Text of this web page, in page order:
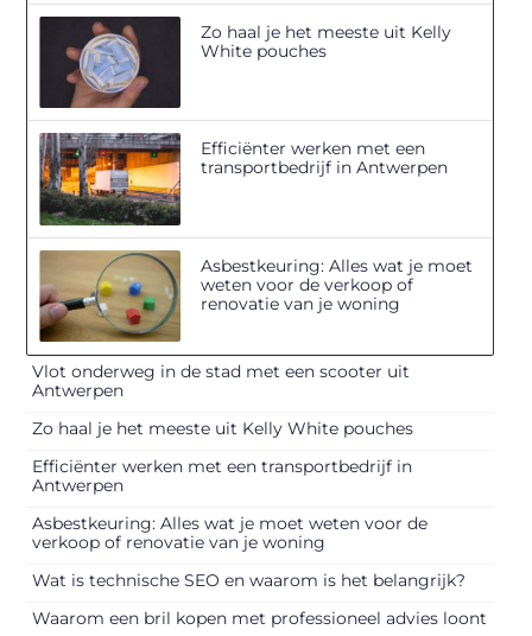
Zo haal je het meeste uit Kelly
White pouches
Efficiënter werken met een
transportbedrijf in Antwerpen
Asbestkeuring: Alles wat je moet
weten voor de verkoop of
renovatie van je woning
Vlot onderweg in de stad met een scooter uit
Antwerpen
Zo haal je het meeste uit Kelly White pouches
Efficiënter werken met een transportbedrijf in
Antwerpen
Asbestkeuring: Alles wat je moet weten voor de
verkoop of renovatie van je woning
Wat is technische SEO en waarom is het belangrijk?
Waarom een bril kopen met professioneel advies loont